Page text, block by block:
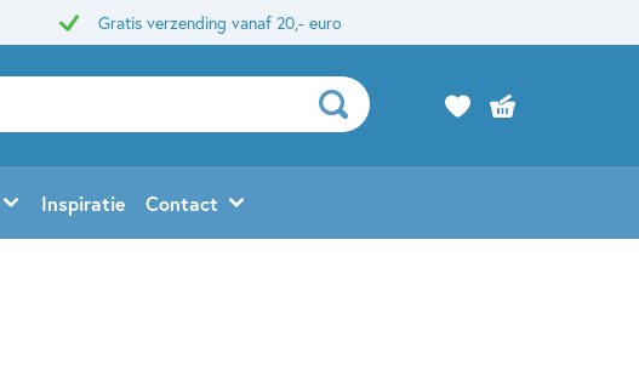
Gratis verzending vanaf 20,- euro
Inspiratie Contact